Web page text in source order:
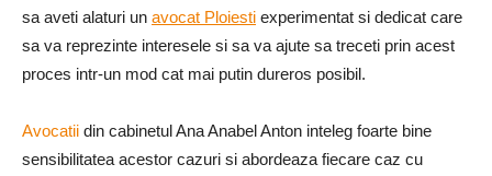
sa aveti alaturi un avocat Ploiesti experimentat si dedicat care
sa va reprezinte interesele si sa va ajute sa treceti prin acest
proces intr-un mod cat mai putin dureros posibil.
Avocatii din cabinetul Ana Anabel Anton inteleg foarte bine
sensibilitatea acestor cazuri si abordeaza fiecare caz cu